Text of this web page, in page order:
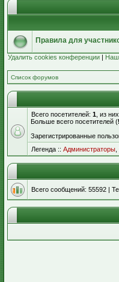
Правила для
Удалить cookies конференции |
Список форумов
Всего посетителей: 1 , из
Больше всего посетителей (
Зарегистрированные
Легенда :: Администраторы
Всего сообщений: 55592 |